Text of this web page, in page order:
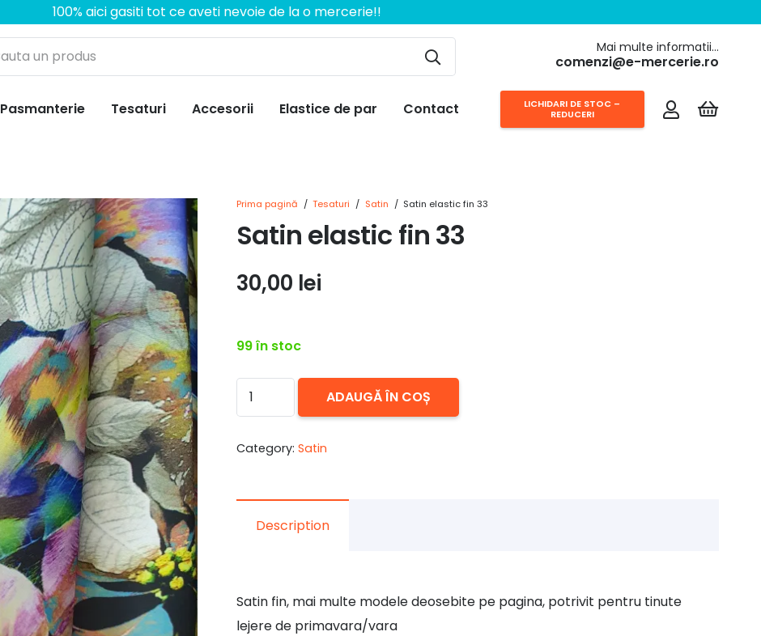
100% aici gasiti tot ce aveti nevoie de la o mercerie!!
Mai multe informatii…
comenzi@e-mercerie.ro
Pasmanterie Tesaturi Accesorii Elastice de par Contact
LICHIDARI DE STOC –
REDUCERI
Prima pagină / Tesaturi / Satin / Satin elastic fin 33
Satin elastic fin 33
30,00 lei
99 în stoc
Cantitate
Satin
ADAUGĂ ÎN COȘ
Category: Satin
Description
Satin fin, mai multe modele deosebite pe pagina, potrivit pentru tinute
lejere de primavara/vara